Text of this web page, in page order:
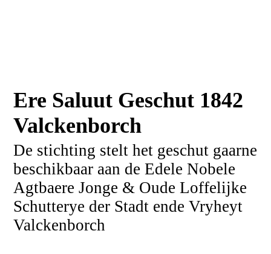
Ere Saluut Geschut 1842
Valckenborch
De stichting stelt het geschut gaarne
beschikbaar aan de Edele Nobele
Agtbaere Jonge & Oude Loffelijke
Schutterye der Stadt ende Vryheyt
Valckenborch